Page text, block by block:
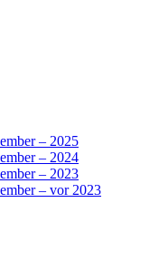
– 2025
– 2024
– 2023
– vor 2023